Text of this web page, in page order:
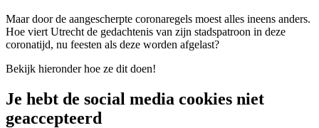
Maar door de aangescherpte coronaregels moest alles ineens anders.
Hoe viert Utrecht de gedachtenis van zijn stadspatroon in deze
coronatijd, nu feesten als deze worden afgelast?
Bekijk hieronder hoe ze dit doen!
Je hebt de social media cookies niet
geaccepteerd